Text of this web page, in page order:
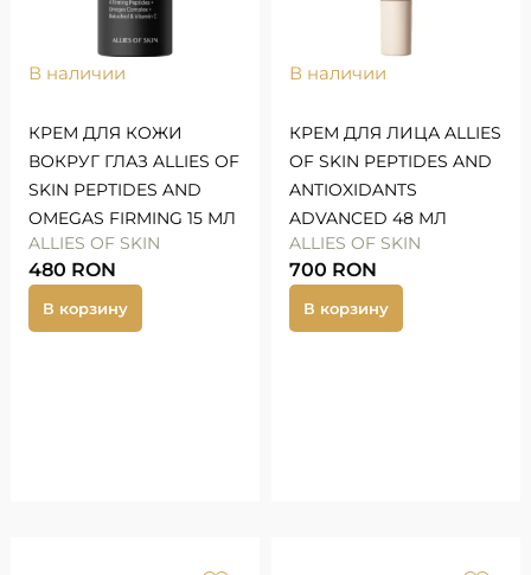
В наличии
КРЕМ ДЛЯ КОЖИ
ВОКРУГ ГЛАЗ ALLIES OF
SKIN PEPTIDES AND
OMEGAS FIRMING 15 МЛ
ALLIES OF SKIN
480 RON
В корзину
В наличии
КРЕМ ДЛЯ ЛИЦА ALLIES
OF SKIN PEPTIDES AND
ANTIOXIDANTS
ADVANCED 48 МЛ
ALLIES OF SKIN
700 RON
В корзину